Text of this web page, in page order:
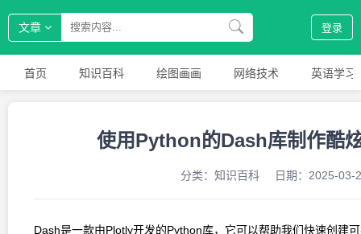
文章 登录
首页 知识百科 绘图画画 网络技术 英语学习
使用Python的Dash库制作酷
分类： 知识百科 日期： 2025-03-
Dash是一款由Plotly开发的Python库，它可以帮助我们快速创建